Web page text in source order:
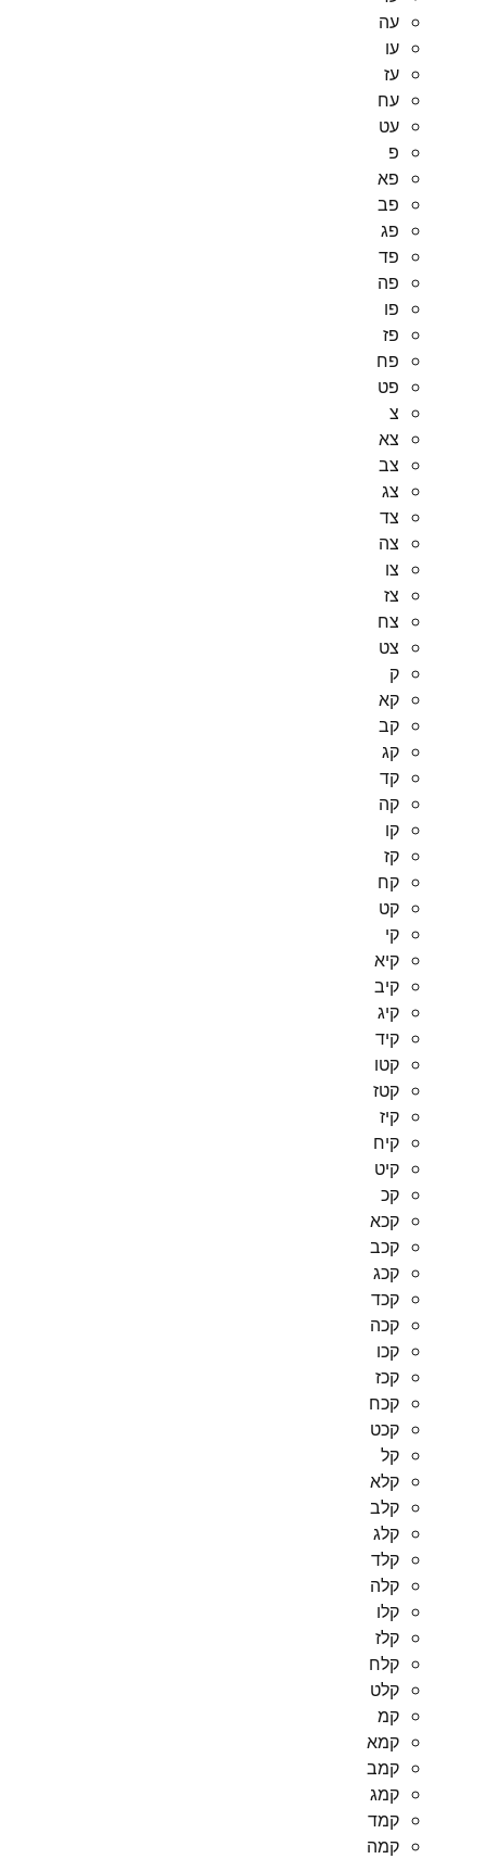
עה
עו
עז
עח
עט
פ
פא
פב
פג
פד
פה
פו
פז
פח
פט
צ
צא
צב
צג
צד
צה
צו
צז
צח
צט
ק
קא
קב
קג
קד
קה
קו
קז
קח
קט
קי
קיא
קיב
קיג
קיד
קטו
קטז
קיז
קיח
קיט
קכ
קכא
קכב
קכג
קכד
קכה
קכו
קכז
קכח
קכט
קל
קלא
קלב
קלג
קלד
קלה
קלו
קלז
קלח
קלט
קמ
קמא
קמב
קמג
קמד
קמה